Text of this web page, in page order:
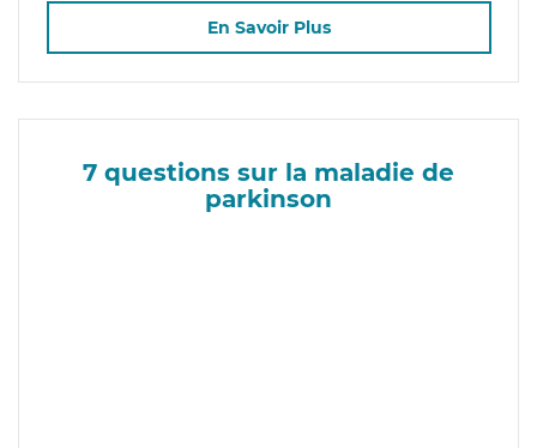
En Savoir Plus
7 questions sur la maladie de
parkinson